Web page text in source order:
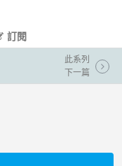
訂閱
此系列
下一篇